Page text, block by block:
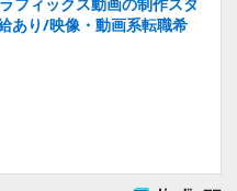
フィックス動画の制作スタ
あり/映像・動画系転職希